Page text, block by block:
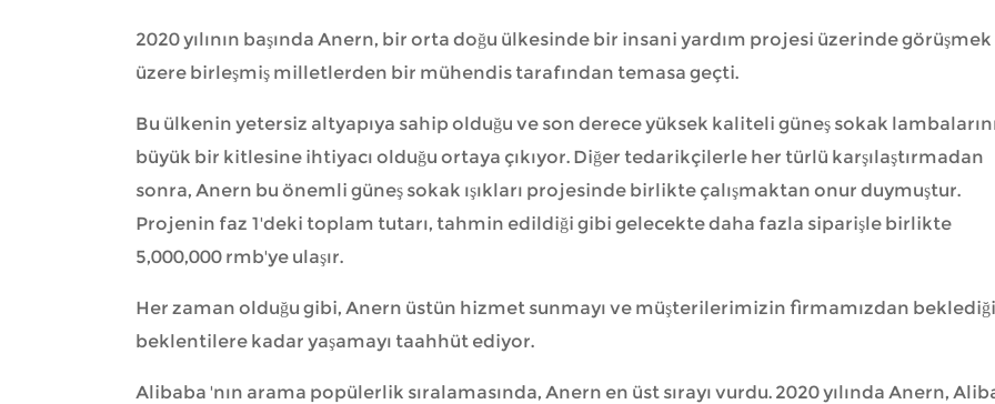
2020 yılının başında Anern, bir orta doğu ülkesinde bir insani yardım projesi üzerinde görüşmek
üzere birleşmiş milletlerden bir mühendis tarafından temasa geçti.
Bu ülkenin yetersiz altyapıya sahip olduğu ve son derece yüksek kaliteli güneş sokak
büyük bir kitlesine ihtiyacı olduğu ortaya çıkıyor. Diğer tedarikçilerle her türlü karşılaştırmadan
sonra, Anern bu önemli güneş sokak ışıkları projesinde birlikte çalışmaktan onur duymuştur.
Projenin faz 1'deki toplam tutarı, tahmin edildiği gibi gelecekte daha fazla siparişle birlikte
5,000,000 rmb'ye ulaşır.
Her zaman olduğu gibi, Anern üstün hizmet sunmayı ve müşterilerimizin firmamızdan beklediği
beklentilere kadar yaşamayı taahhüt ediyor.
Alibaba 'nın arama popülerlik sıralamasında, Anern en üst sırayı vurdu. 2020 yılında Anern,